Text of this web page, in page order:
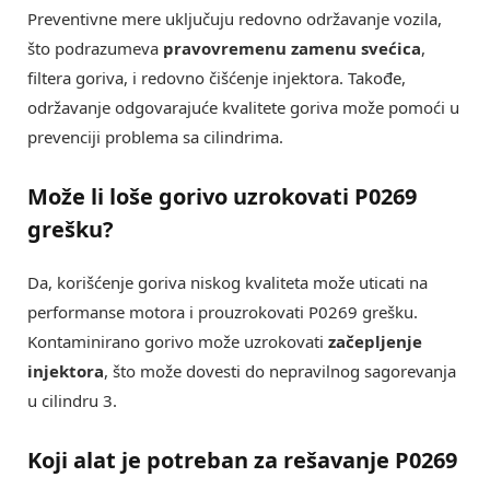
Preventivne mere uključuju redovno održavanje vozila,
što podrazumeva pravovremenu zamenu svećica,
filtera goriva, i redovno čišćenje injektora. Takođe,
održavanje odgovarajuće kvalitete goriva može pomoći u
prevenciji problema sa cilindrima.
Može li loše gorivo uzrokovati P0269
grešku?
Da, korišćenje goriva niskog kvaliteta može uticati na
performanse motora i prouzrokovati P0269 grešku.
Kontaminirano gorivo može uzrokovati začepljenje
injektora, što može dovesti do nepravilnog sagorevanja
u cilindru 3.
Koji alat je potreban za rešavanje P0269